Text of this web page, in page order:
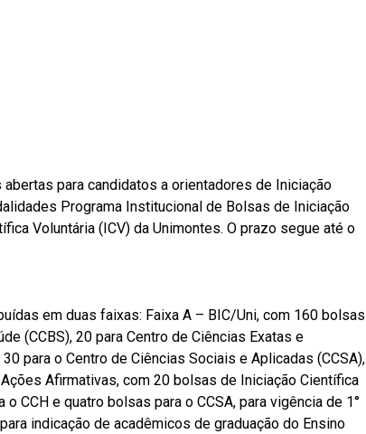
para candidatos a orientadores de Iniciação
Programa Institucional de Bolsas de Iniciação
Voluntária (ICV) da Unimontes. O prazo segue até o
em duas faixas: Faixa A – BIC/Uni, com 160 bolsas
(CCBS), 20 para Centro de Ciências Exatas e
para o Centro de Ciências Sociais e Aplicadas (CCSA),
Afirmativas, com 20 bolsas de Iniciação Científica
CCH e quatro bolsas para o CCSA, para vigência de 1°
indicação de acadêmicos de graduação do Ensino